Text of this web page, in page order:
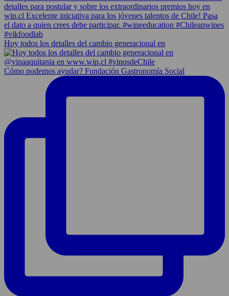
Hoy todos los detalles del cambio generacional en
Cómo podemos ayudar? Fundación Gastronomía Social